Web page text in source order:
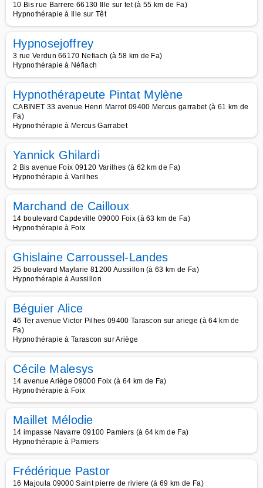
10 Bis rue Barrere 66130 Ille sur tet (à 55 km de Fa)
Hypnothérapie à Ille sur Têt
Hypnosejoffrey
3 rue Verdun 66170 Nefiach (à 58 km de Fa)
Hypnothérapie à Néfiach
Hypnothérapeute Pintat Mylène
CABINET 33 avenue Henri Marrot 09400 Mercus garrabet (à 61 km de
Fa)
Hypnothérapie à Mercus Garrabet
Yannick Ghilardi
2 Bis avenue Foix 09120 Varilhes (à 62 km de Fa)
Hypnothérapie à Varilhes
Marchand de Cailloux
14 boulevard Capdeville 09000 Foix (à 63 km de Fa)
Hypnothérapie à Foix
Ghislaine Carroussel-Landes
25 boulevard Maylarie 81200 Aussillon (à 63 km de Fa)
Hypnothérapie à Aussillon
Béguier Alice
46 Ter avenue Victor Pilhes 09400 Tarascon sur ariege (à 64 km de
Fa)
Hypnothérapie à Tarascon sur Ariège
Cécile Malesys
14 avenue Ariège 09000 Foix (à 64 km de Fa)
Hypnothérapie à Foix
Maillet Mélodie
14 impasse Navarre 09100 Pamiers (à 64 km de Fa)
Hypnothérapie à Pamiers
Frédérique Pastor
16 Majoula 09000 Saint pierre de riviere (à 69 km de Fa)